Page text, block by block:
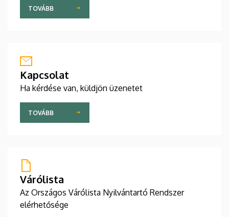
TOVÁBB
Kapcsolat
Ha kérdése van, küldjön üzenetet
TOVÁBB
Várólista
Az Országos Várólista Nyilvántartó Rendszer
elérhetősége